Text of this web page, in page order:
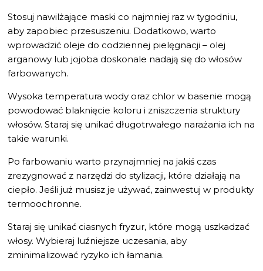
Stosuj nawilżające maski co najmniej raz w tygodniu,
aby zapobiec przesuszeniu. Dodatkowo, warto
wprowadzić oleje do codziennej pielęgnacji – olej
arganowy lub jojoba doskonale nadają się do włosów
farbowanych.
Wysoka temperatura wody oraz chlor w basenie mogą
powodować blaknięcie koloru i zniszczenia struktury
włosów. Staraj się unikać długotrwałego narażania ich na
takie warunki.
Po farbowaniu warto przynajmniej na jakiś czas
zrezygnować z narzędzi do stylizacji, które działają na
ciepło. Jeśli już musisz je używać, zainwestuj w produkty
termoochronne.
Staraj się unikać ciasnych fryzur, które mogą uszkadzać
włosy. Wybieraj luźniejsze uczesania, aby
zminimalizować ryzyko ich łamania.